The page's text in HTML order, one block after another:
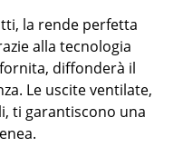
la rende perfetta
alla tecnologia
diffonderà il
Le uscite ventilate,
ti garantiscono una